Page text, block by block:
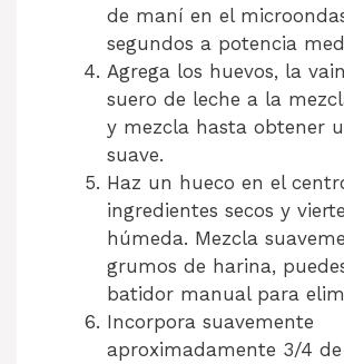
de maní en el
segundos a potencia
Agrega los huevos, la
suero de leche a la
y mezcla hasta obtener
suave.
Haz un hueco en el
ingredientes secos y
húmeda. Mezcla
grumos de harina,
batidor manual para
Incorpora suavemente
aproximadamente 3/4